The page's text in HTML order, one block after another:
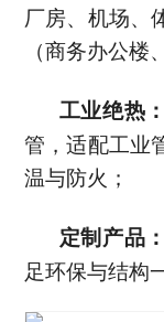
厂房、机场、
（商务办公
工业绝热：
管，适配工业
温与防火；
定制产品：
足环保与结构